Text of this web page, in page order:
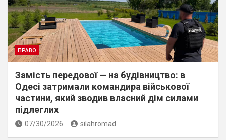
ПРАВО
Замість передової — на будівництво: в
Одесі затримали командира військової
частини, який зводив власний дім силами
підлеглих
07/30/2026 silahromad